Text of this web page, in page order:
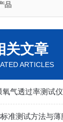
品
关文章
ARTICLES